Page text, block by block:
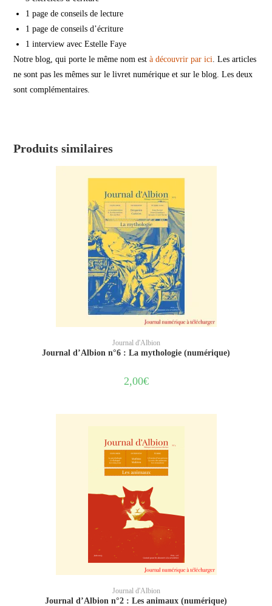
1 page de conseils de lecture
1 page de conseils d’écriture
1 interview avec Estelle Faye
Notre blog, qui porte le même nom està découvrir par ici. Les articles
ne sont pas les mêmes sur le livret numérique et sur le blog. Les deux
sont complémentaires.
Produits similaires
AJOUTER AU PANIER
Journal d'Albion
Journal d’Albion n°6 : La mythologie (numérique)
2,00€
AJOUTER AU PANIER
Journal d'Albion
Journal d’Albion n°2 : Les animaux (numérique)